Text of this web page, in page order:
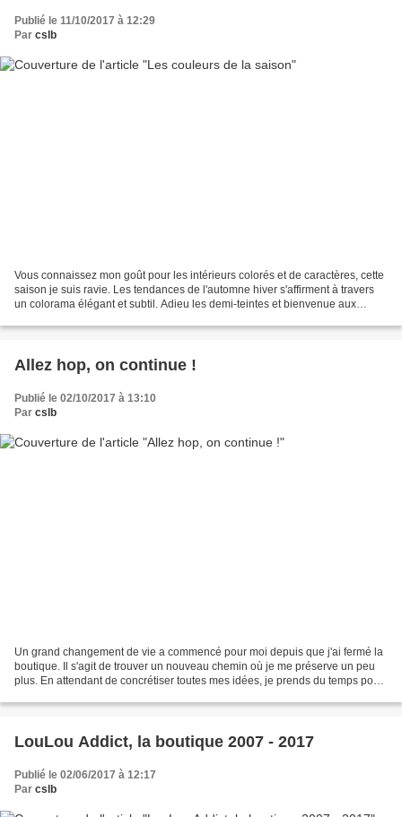
Publié le 11/10/2017 à 12:29
Par cslb
Vous connaissez mon goût pour les intérieurs colorés et de caractères, cette
saison je suis ravie. Les tendances de l'automne hiver s'affirment à travers
un colorama élégant et subtil. Adieu les demi-teintes et bienvenue aux
Allez hop, on continue !
Publié le 02/10/2017 à 13:10
Par cslb
Un grand changement de vie a commencé pour moi depuis que j'ai fermé la
boutique. Il s'agit de trouver un nouveau chemin où je me préserve un peu
plus. En attendant de concrétiser toutes mes idées, je prends du temps pour
LouLou Addict, la boutique 2007 - 2017
Publié le 02/06/2017 à 12:17
Par cslb